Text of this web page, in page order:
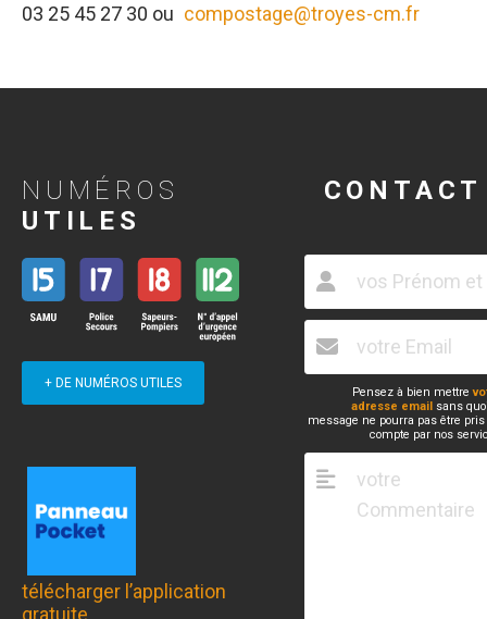
03 25 45 27 30 ou compostage@troyes-cm.fr
NUMÉROS
UTILES
+ DE NUMÉROS UTILES
télécharger l’application
gratuite
CONTACT
Pensez à bien mettre
adresse email sans
message ne pourra pas être
compte par nos